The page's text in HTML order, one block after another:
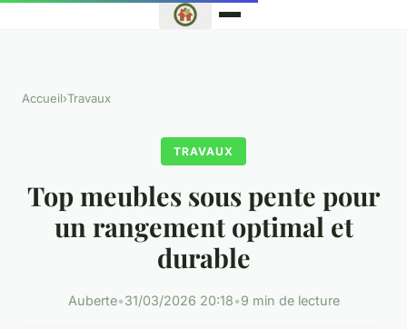
Accueil›Travaux
TRAVAUX
Top meubles sous pente pour
un rangement optimal et
durable
Auberte•31/03/2026 20:18•9 min de lecture